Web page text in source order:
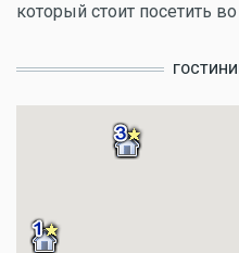
который стоит посетить